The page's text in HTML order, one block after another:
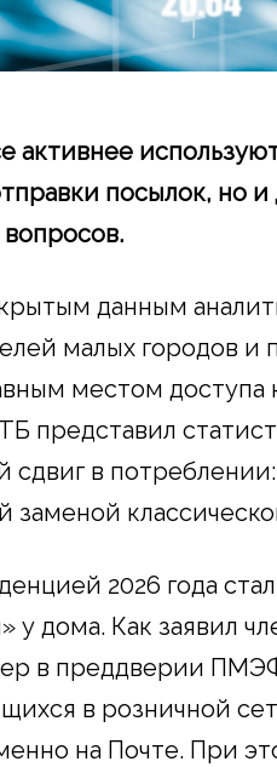
активнее
посылок, но
данным
малых городов и
местом доступа
представил
сдвиг в
заменой
2026 года
у дома. Как заявил
в преддверии
в розничной
на Почте. При